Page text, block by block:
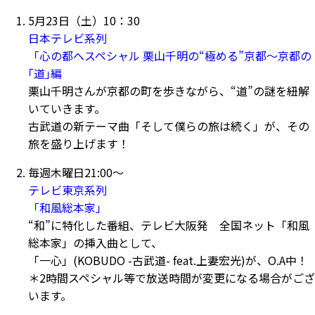
5月23日（土）10：30
日本テレビ系列
「心の都へスペシャル 栗山千明の“極める”京都～京都の
｢道｣編
栗山千明さんが京都の町を歩きながら、“道”の謎を紐解
いていきます。
古武道の新テーマ曲「そして僕らの旅は続く」が、その
旅を盛り上げます！
毎週木曜日21:00～
テレビ東京系列
「和風総本家」
“和”に特化した番組、テレビ大阪発 全国ネット「和風
総本家」の挿入曲として、
「一心」(KOBUDO -古武道- feat.上妻宏光)が、O.A中！
＊2時間スペシャル等で放送時間が変更になる場合がござ
います。